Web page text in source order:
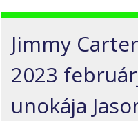
Jimmy
2023
unokája